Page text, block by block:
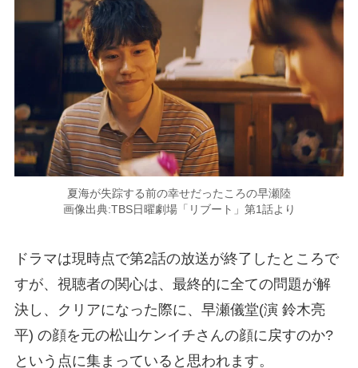
夏海が失踪する前の幸せだったころの早瀬陸
画像出典:TBS日曜劇場「リブート」第1話より
ドラマは現時点で第2話の放送が終了したところで
すが、視聴者の関心は、最終的に全ての問題が解
決し、クリアになった際に、早瀬儀堂(演 鈴木亮
平) の顔を元の松山ケンイチさんの顔に戻すのか?
という点に集まっていると思われます。